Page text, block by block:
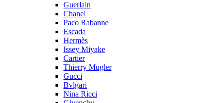
Guerlain
Chanel
Paco Rabanne
Escada
Hermès
Issey Miyake
Cartier
Thierry Mugler
Gucci
Bvlgari
Nina Ricci